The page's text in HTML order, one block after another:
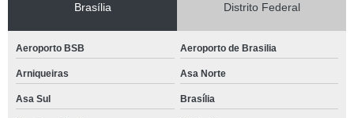
Brasília Distrito Federal
Aeroporto BSB Aeroporto de Brasilia
Arniqueiras Asa Norte
Asa Sul Brasília